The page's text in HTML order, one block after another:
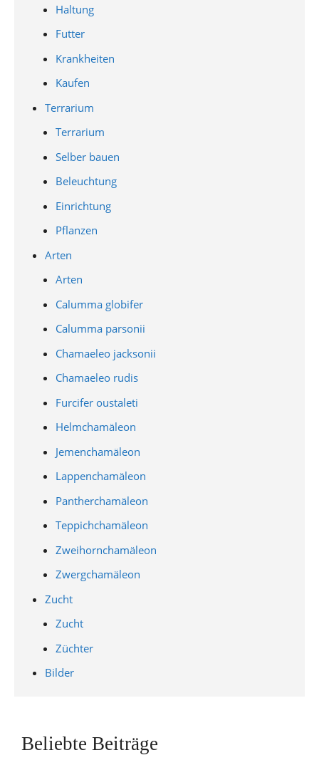
Haltung
Futter
Krankheiten
Kaufen
Terrarium
Terrarium
Selber bauen
Beleuchtung
Einrichtung
Pflanzen
Arten
Arten
Calumma globifer
Calumma parsonii
Chamaeleo jacksonii
Chamaeleo rudis
Furcifer oustaleti
Helmchamäleon
Jemenchamäleon
Lappenchamäleon
Pantherchamäleon
Teppichchamäleon
Zweihornchamäleon
Zwergchamäleon
Zucht
Zucht
Züchter
Bilder
Beliebte Beiträge